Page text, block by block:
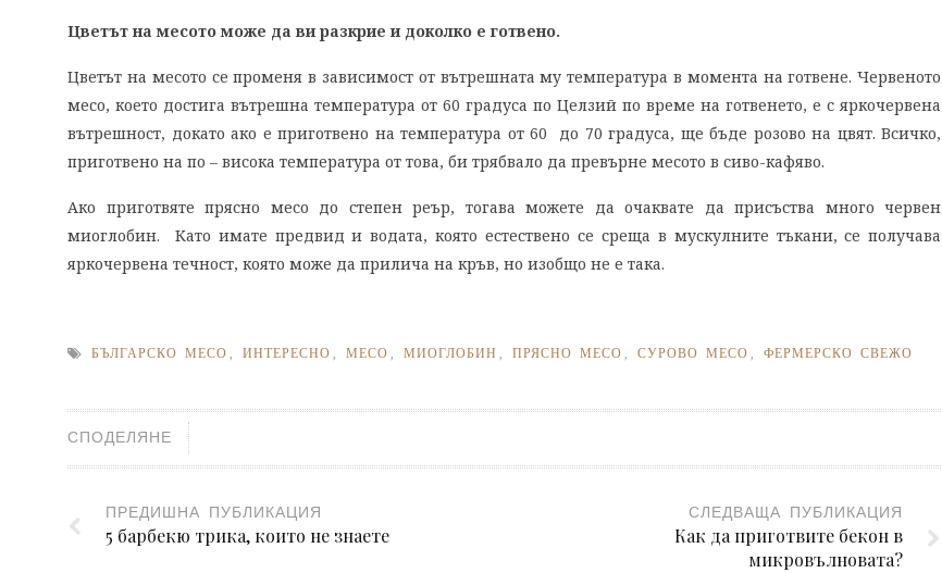
Цветът на месото може да ви разкрие и доколко е готвено.
Цветът на месото се променя в зависимост от вътрешната му температура в момента на готвене. Червеното
месо, което достига вътрешна температура от 60 градуса по Целзий по време на готвенето, е с яркочервена
вътрешност, докато ако е приготвено на температура от 60 до 70 градуса, ще бъде розово на цвят. Всичко,
приготвено на по – висока температура от това, би трябвало да превърне месото в сиво-кафяво.
Ако приготвяте прясно месо до степен реър, тогава можете да очаквате да присъства много червен
миоглобин. Като имате предвид и водата, която естествено се среща в мускулните тъкани, се получава
яркочервена течност, която може да прилича на кръв, но изобщо не е така.
БЪЛГАРСКО МЕСО ,ИНТЕРЕСНО ,МЕСО ,МИОГЛОБИН ,ПРЯСНО МЕСО ,СУРОВО МЕСО ,ФЕРМЕРСКО СВЕЖО
СПОДЕЛЯНЕ
ПРЕДИШНА ПУБЛИКАЦИЯ
5 барбекю трика, които не знаете
СЛЕДВАЩА ПУБЛИКАЦИЯ
Как да приготвите бекон в
микровълновата?